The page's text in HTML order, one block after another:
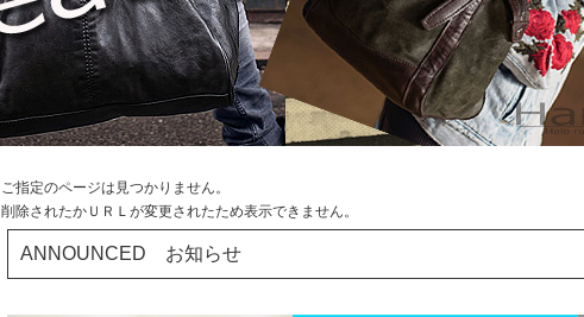
ご指定のページは見つかりません。
削除されたかＵＲＬが変更されたため表示できません。
ANNOUNCED お知らせ